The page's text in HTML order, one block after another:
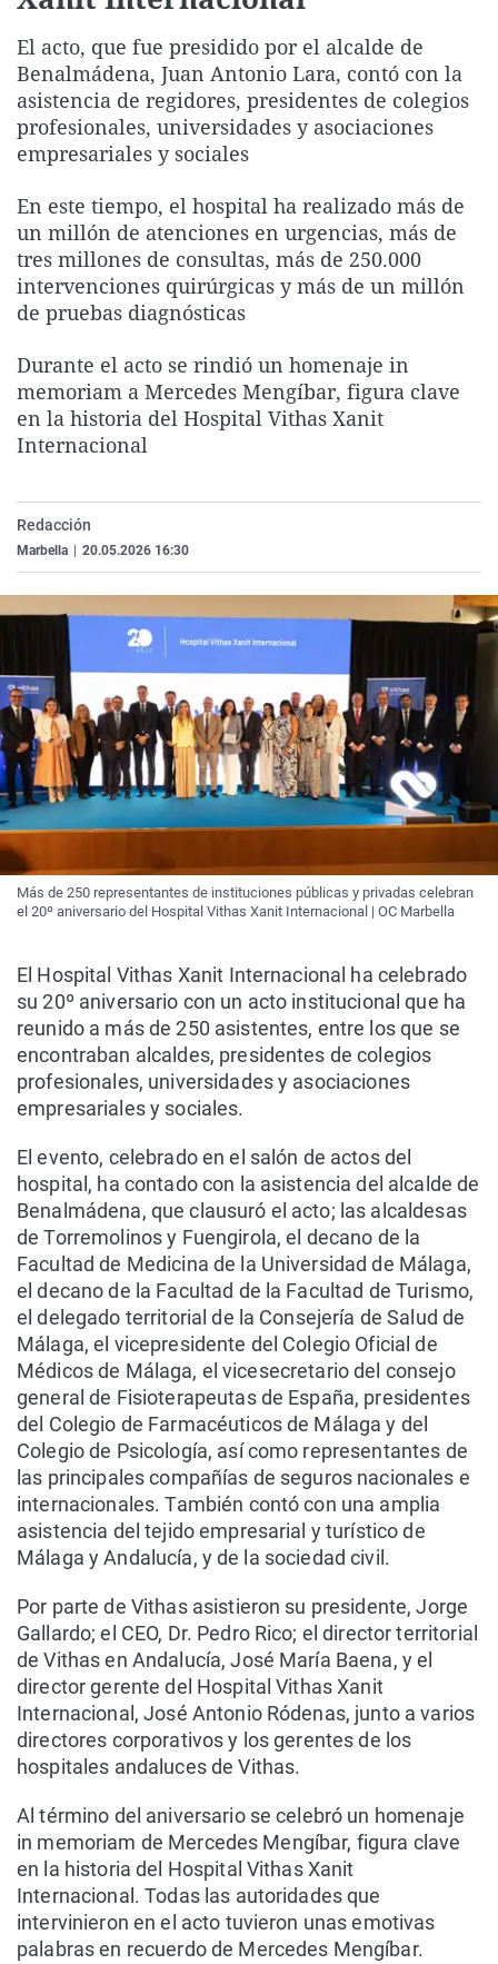
Gente viajera
Como el perro y el
Retornados
Equipo de
Operación Viuda
Galicia
La Rioja
Navarra
Televisión
Elecciones
El acto, que fue presidido por el alcalde de
Benalmádena, Juan Antonio Lara, contó con la
asistencia de regidores, presidentes de colegios
profesionales, universidades y asociaciones
empresariales y sociales
En este tiempo, el hospital ha realizado más de
un millón de atenciones en urgencias, más de
tres millones de consultas, más de 250.000
intervenciones quirúrgicas y más de un millón
de pruebas diagnósticas
Durante el acto se rindió un homenaje in
memoriam a Mercedes Mengíbar, figura clave
en la historia del Hospital Vithas Xanit
Internacional
Redacción
Marbella 20.05.2026 16:30
Más de 250 representantes de instituciones públicas y privadas celebran
el 20º aniversario del Hospital Vithas Xanit Internacional | OC Marbella
El Hospital Vithas Xanit Internacional ha celebrado
su 20º aniversario con un acto institucional que ha
reunido a más de 250 asistentes, entre los que se
encontraban alcaldes, presidentes de colegios
profesionales, universidades y asociaciones
empresariales y sociales.
El evento, celebrado en el salón de actos del
hospital, ha contado con la asistencia del alcalde de
Benalmádena, que clausuró el acto; las alcaldesas
de Torremolinos y Fuengirola, el decano de la
Facultad de Medicina de la Universidad de Málaga,
el decano de la Facultad de la Facultad de Turismo,
el delegado territorial de la Consejería de Salud de
Málaga, el vicepresidente del Colegio Oficial de
Médicos de Málaga, el vicesecretario del consejo
general de Fisioterapeutas de España, presidentes
del Colegio de Farmacéuticos de Málaga y del
Colegio de Psicología, así como representantes de
las principales compañías de seguros nacionales e
internacionales. También contó con una amplia
asistencia del tejido empresarial y turístico de
Málaga y Andalucía, y de la sociedad civil.
Por parte de Vithas asistieron su presidente, Jorge
Gallardo; el CEO, Dr. Pedro Rico; el director territorial
de Vithas en Andalucía, José María Baena, y el
director gerente del Hospital Vithas Xanit
Internacional, José Antonio Ródenas, junto a varios
directores corporativos y los gerentes de los
hospitales andaluces de Vithas.
Al término del aniversario se celebró un homenaje
in memoriam de Mercedes Mengíbar, figura clave
en la historia del Hospital Vithas Xanit
Internacional. Todas las autoridades que
intervinieron en el acto tuvieron unas emotivas
palabras en recuerdo de Mercedes Mengíbar.